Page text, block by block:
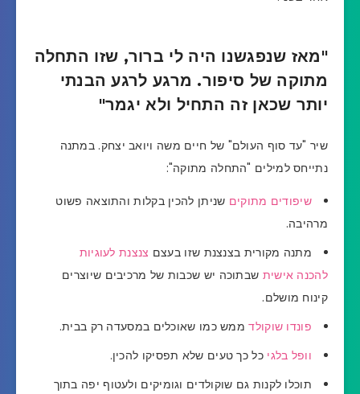
"מאז שנפגשנו היה לי ברור, שזו התחלה
מתוקה של סיפור. מרגע לרגע הבנתי
יותר שכאן זה התחיל ולא יגמר"
שיר "עד סוף העולם" של חיים משה ויואב יצחק. במתנה
נתייחס למילים "התחלה מתוקה":
שיפודים מתוקים שניתן להכין בקלות והתוצאה פשוט
מרהיבה.
מתנה מקורית בצנצנת שזו בעצם צנצנת לעוגיות
להכנה אישית שבתוכה יש שכבות של מרכיבים שיוצרים
קינוח מושלם.
פונדו שוקולדממש כמו שאוכלים במסעדה רק בבית.
וופל בלגי כל כך טעים שלא תפסיקו להכין.
תוכלו לקנות גם שוקולדים וגומיקים ולעטוף יפה בתוך